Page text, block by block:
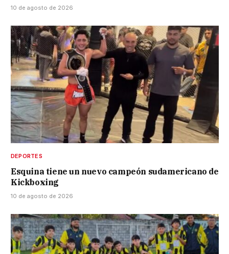
10 de agosto de 2026
DEPORTES
Esquina tiene un nuevo campeón sudamericano de
Kickboxing
10 de agosto de 2026